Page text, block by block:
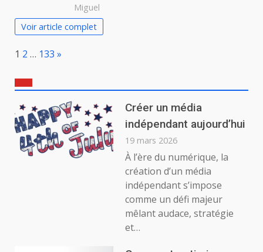
Miguel
Voir article complet
Page:
1 2 … 133 Next
»
Créer un média
indépendant aujourd’hui
19 mars 2026
À l’ère du numérique, la
création d’un média
indépendant s’impose
comme un défi majeur
mêlant audace, stratégie
et…